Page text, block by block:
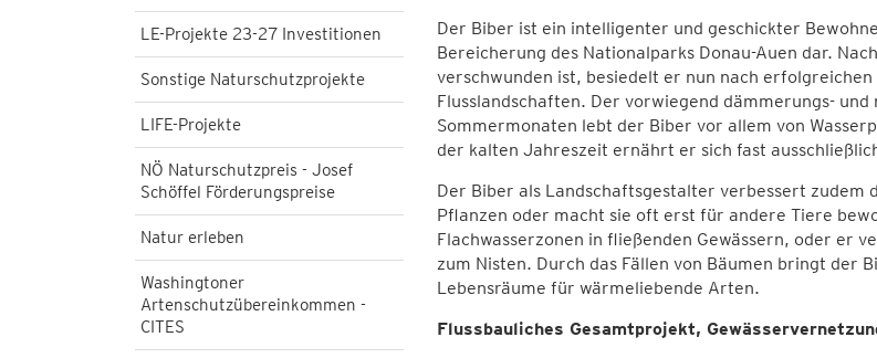
LE-Projekte 23-27 Investitionen
Sonstige Naturschutzprojekte
LIFE-Projekte
NÖ Naturschutzpreis - Josef
Schöffel Förderungspreise
Natur erleben
Washingtoner
Artenschutzübereinkommen -
CITES
Der Biber ist ein intelligenter und geschickter
Bereicherung des Nationalparks Donau-Auen dar.
verschwunden ist, besiedelt er nun nach
Flusslandschaften. Der vorwiegend dämmerungs-
Sommermonaten lebt der Biber vor allem von
der kalten Jahreszeit ernährt er sich fast
Der Biber als Landschaftsgestalter verbessert
Pflanzen oder macht sie oft erst für andere Tiere
Flachwasserzonen in fließenden Gewässern, oder er
zum Nisten. Durch das Fällen von Bäumen bringt der
Lebensräume für wärmeliebende Arten.
Flussbauliches Gesamtprojekt,